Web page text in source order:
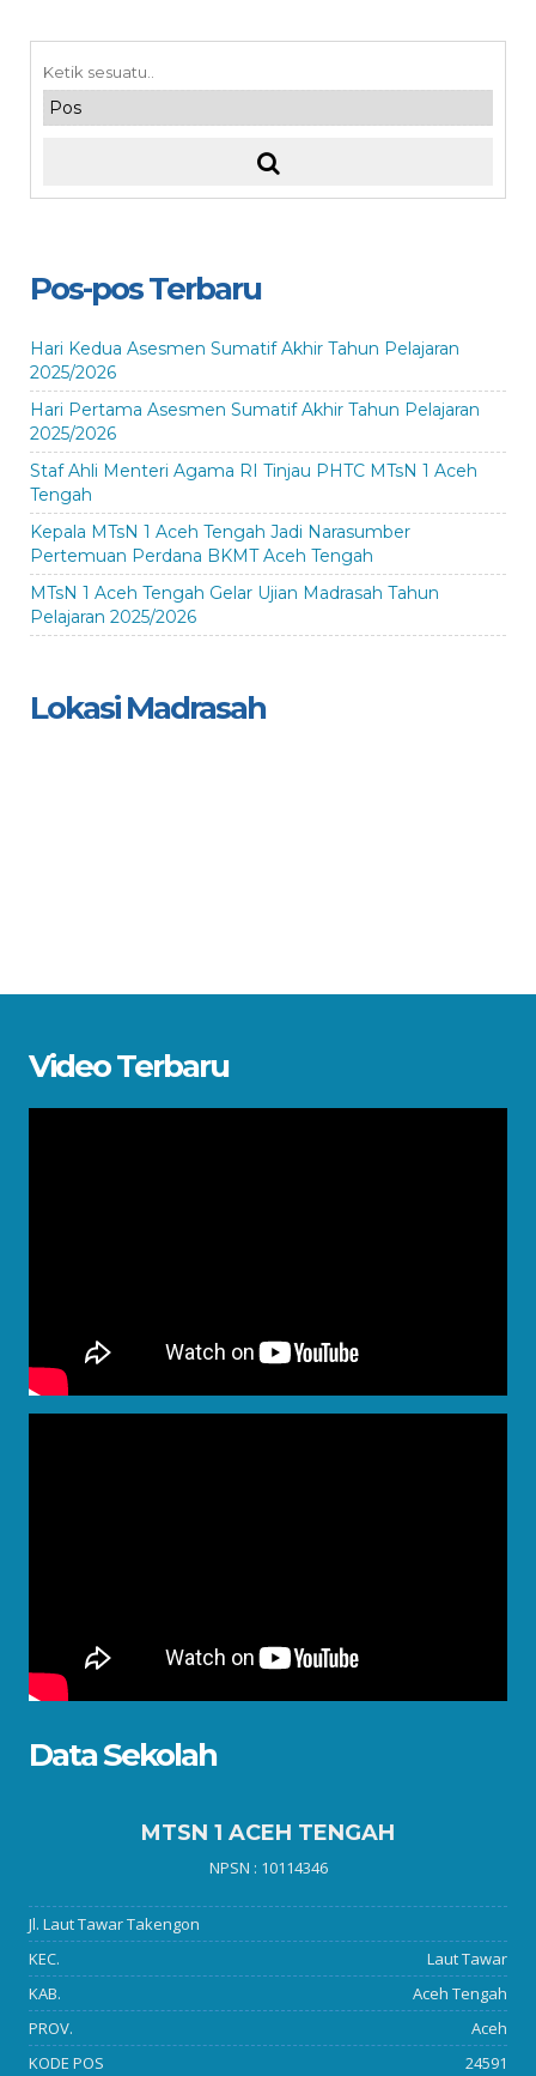
Pos-pos Terbaru
Hari Kedua Asesmen Sumatif Akhir Tahun Pelajaran
2025/2026
Hari Pertama Asesmen Sumatif Akhir Tahun Pelajaran
2025/2026
Staf Ahli Menteri Agama RI Tinjau PHTC MTsN 1 Aceh
Tengah
Kepala MTsN 1 Aceh Tengah Jadi Narasumber
Pertemuan Perdana BKMT Aceh Tengah
MTsN 1 Aceh Tengah Gelar Ujian Madrasah Tahun
Pelajaran 2025/2026
Lokasi Madrasah
Video Terbaru
Data Sekolah
MTSN 1 ACEH TENGAH
NPSN : 10114346
Jl. Laut Tawar Takengon
KEC.
Laut Tawar
KAB.
Aceh Tengah
PROV.
Aceh
KODE POS
24591